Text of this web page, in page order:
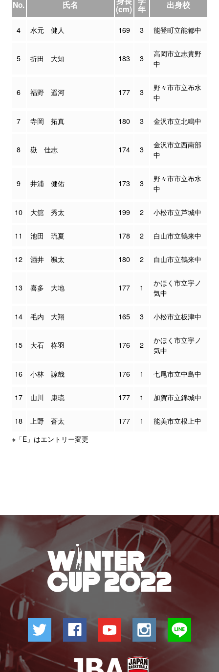
No. 氏名 (cm) 年 出身校
4 水元 健人 169 3 能登町立能都中
5 折田 大知 183 3
高岡市立志貴野
中
6 福野 遥河 177 3
野々市市立布水
中
7 寺岡 拓真 180 3 金沢市立北鳴中
8 嶽 佳志 174 3
金沢市立西南部
中
9 井浦 健佑 173 3
野々市市立布水
中
10 大舘 秀太 199 2 小松市立芦城中
11 池田 琉夏 178 2 白山市立鶴来中
12 酒井 颯太 180 2 白山市立鶴来中
13 喜多 大地 177 1
かほく市立宇ノ
気中
14 毛内 大翔 165 3 小松市立板津中
15 大石 柊羽 176 2
かほく市立宇ノ
気中
16 小林 諒哉 176 1 七尾市立中島中
17 山川 康琉 177 1 加賀市立錦城中
18 上野 蒼太 177 1
能美市立根上中
※「E」はエントリー変更